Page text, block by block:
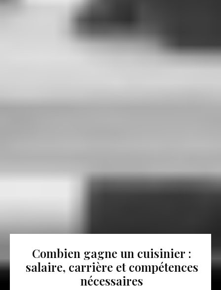
Combien gagne un cuisinier :
salaire, carrière et compétences
nécessaires